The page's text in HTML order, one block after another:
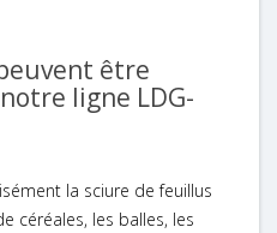
être
ligne LDG-
la sciure de feuillus
céréales, les balles, les